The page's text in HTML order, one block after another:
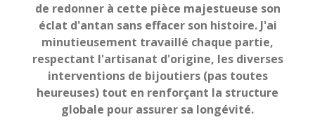
de redonner à cette pièce majestueuse son
éclat d'antan sans effacer son histoire. J'ai
minutieusement travaillé chaque partie,
respectant l'artisanat d'origine, les diverses
interventions de bijoutiers (pas toutes
heureuses) tout en renforçant la structure
globale pour assurer sa longévité.